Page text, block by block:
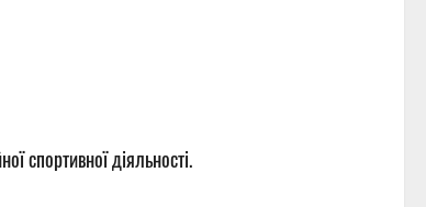
спортивної діяльності.